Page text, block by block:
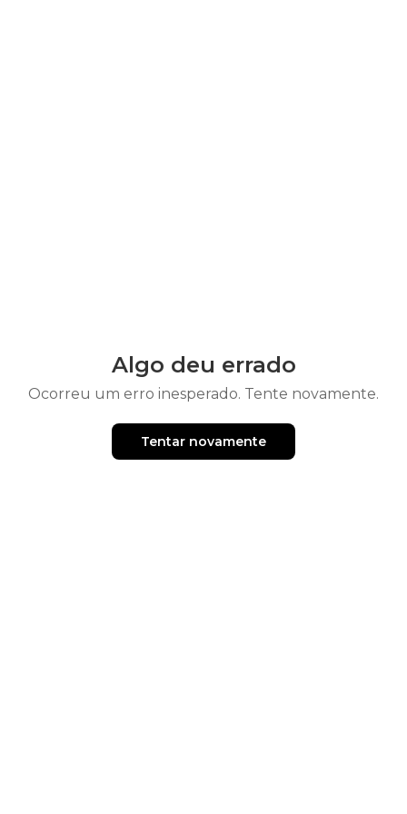
Algo deu errado
Ocorreu um erro inesperado. Tente novamente.
Tentar novamente